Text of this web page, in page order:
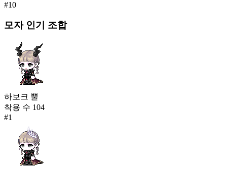
#10
모자인기 조합
하보크 뿔
착용 수 104
#1